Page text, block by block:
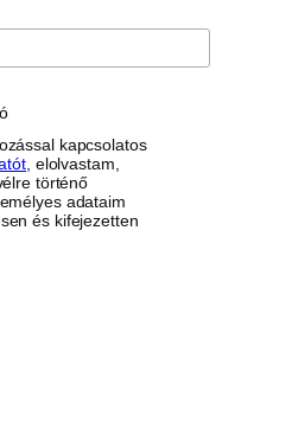
kapcsolatos
, elolvastam,
történő
adataim
és kifejezetten